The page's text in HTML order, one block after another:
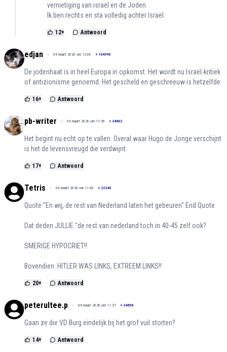
vernietiging van israël en de Joden.
Ik ben rechts en sta volledig achter Israël.
12+ Antwoord
edjan 04 maart 2026 om 12:00 + 104990
De jodenhaat is in heel Europa in opkomst. Het wordt nu Israël-kritiek
of antizionisme genoemd. Het gescheld en geschreeuw is hetzelfde.
16+ Antwoord
pb-writer 04 maart 2026 om 11:50 + 34602
Het begint nu echt op te vallen. Overal waar Hugo de Jonge verschijnt
is het de levensvreugd die verdwijnt.
17+ Antwoord
Tetris 04 maart 2026 om 11:46 + 22240
Quote "En wij, de rest van Nederland laten het gebeuren" End Quote
Dat deden JULLIE "de rest van nederland toch in 40-45 zelf ook?
SMERIGE HYPOCRIET!!
Bovendien: HITLER WAS LINKS, EXTREEM LINKS!!
20+ Antwoord
peterultee.p 04 maart 2026 om 11:37 + 34656
Gaan ze die VD Burg eindelijk bij het grof vuil storten?
14+ Antwoord